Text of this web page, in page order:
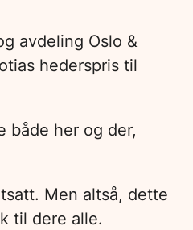
avdeling Oslo &
hederspris til
både her og der,
Men altså, dette
til dere alle.